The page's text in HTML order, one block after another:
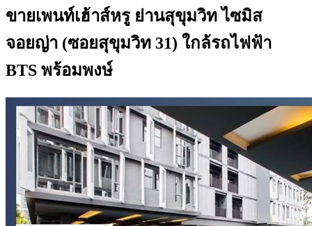
ขายเพนท์เฮ้าส์หรู ย่านสุขุมวิท ไซมิส
จอยญ่า (ซอยสุขุมวิท 31) ใกล้รถไฟฟ้า
BTS พร้อมพงษ์